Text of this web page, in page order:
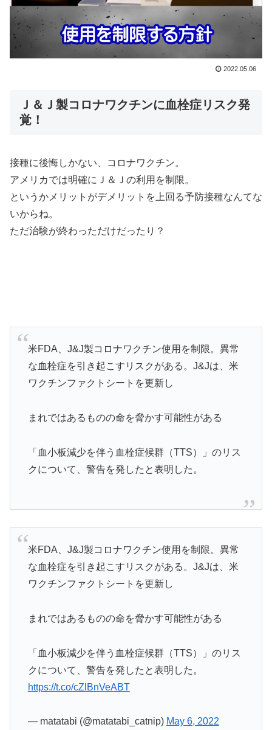
2022.05.06
Ｊ＆Ｊ製コロナワクチンに血栓症リスク発
覚！
接種に後悔しかない、コロナワクチン。
アメリカでは明確にＪ＆Ｊの利用を制限。
というかメリットがデメリットを上回る予防接種なんてな
いからね。
ただ治験が終わっただけだったり？
米FDA、J&J製コロナワクチン使用を制限。異常
な血栓症を引き起こすリスクがある。J&Jは、米
ワクチンファクトシートを更新し
まれではあるものの命を脅かす可能性がある
「血小板減少を伴う血栓症候群（TTS）」のリス
クについて、警告を発したと表明した。
米FDA、J&J製コロナワクチン使用を制限。異常
な血栓症を引き起こすリスクがある。J&Jは、米
ワクチンファクトシートを更新し
まれではあるものの命を脅かす可能性がある
「血小板減少を伴う血栓症候群（TTS）」のリス
クについて、警告を発したと表明した。
https://t.co/cZlBnVeABT
— matatabi (@matatabi_catnip) May 6, 2022